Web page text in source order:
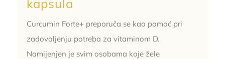
kapsula
Curcumin Forte+ preporuča se kao pomoć pri
zadovoljenju potreba za vitaminom D.
Namijenjen je svim osobama koje žele